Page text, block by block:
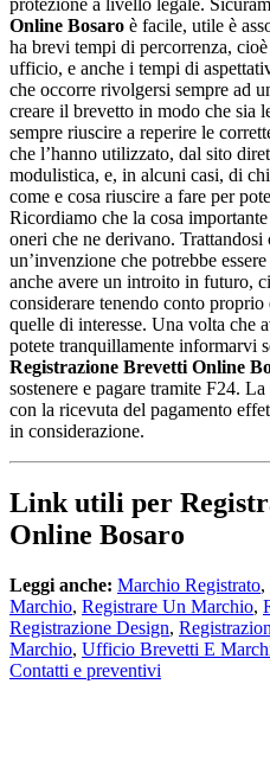
protezione a livello legale.
Online Bosaro è facile, utile è
ha brevi tempi di percorrenza,
ufficio, e anche i tempi di
che occorre rivolgersi sempre ad
creare il brevetto in modo che sia
sempre riuscire a reperire le
che l’hanno utilizzato, dal sito
modulistica, e, in alcuni casi, di
come e cosa riuscire a fare per
Ricordiamo che la cosa
oneri che ne derivano.
un’invenzione che potrebbe
anche avere un introito in futuro,
considerare tenendo conto
quelle di interesse. Una volta che
potete tranquillamente informarvi
Registrazione Brevetti Online
sostenere e pagare tramite F24.
con la ricevuta del pagamento
in considerazione.
Link utili per
Online Bosaro
Leggi anche: Marchio Registrato,
Marchio, Registrare Un Marchio,
Registrazione Design,
Marchio, Ufficio Brevetti E
Contatti e preventivi